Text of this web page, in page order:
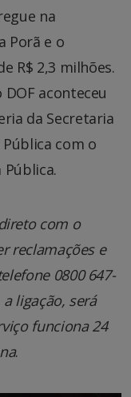
na
Porã e o
R$ 2,3 milhões.
aconteceu
da Secretaria
Pública com o
Pública.
com o
reclamações e
0800 647-
ligação, será
funciona 24
.